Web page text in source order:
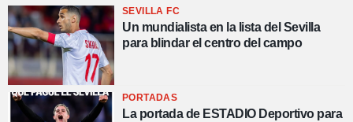
SEVILLA FC
Un mundialista en la lista del Sevilla
para blindar el centro del campo
PORTADAS
La portada de ESTADIO Deportivo para